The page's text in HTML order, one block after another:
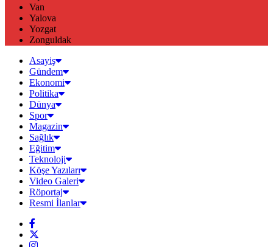
Van
Yalova
Yozgat
Zonguldak
Asayiş
Gündem
Ekonomi
Politika
Dünya
Spor
Magazin
Sağlık
Eğitim
Teknoloji
Köşe Yazıları
Video Galeri
Röportaj
Resmi İlanlar